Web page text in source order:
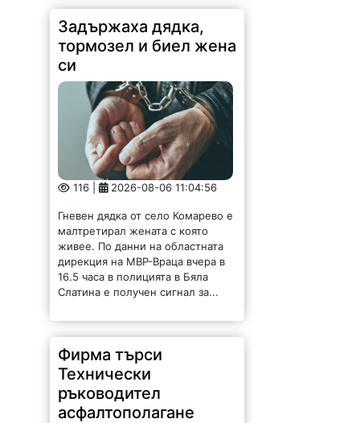
Задържаха дядка,
тормозел и биел жена
си
116 | 2026-08-06 11:04:56
Гневен дядка от село Комарево е
малтретирал жената с която
живее. По данни на областната
дирекция на МВР-Враца вчера в
16.5 часа в полицията в Бяла
Слатина е получен сигнал за...
Фирма търси
Технически
ръководител
асфалтополагане